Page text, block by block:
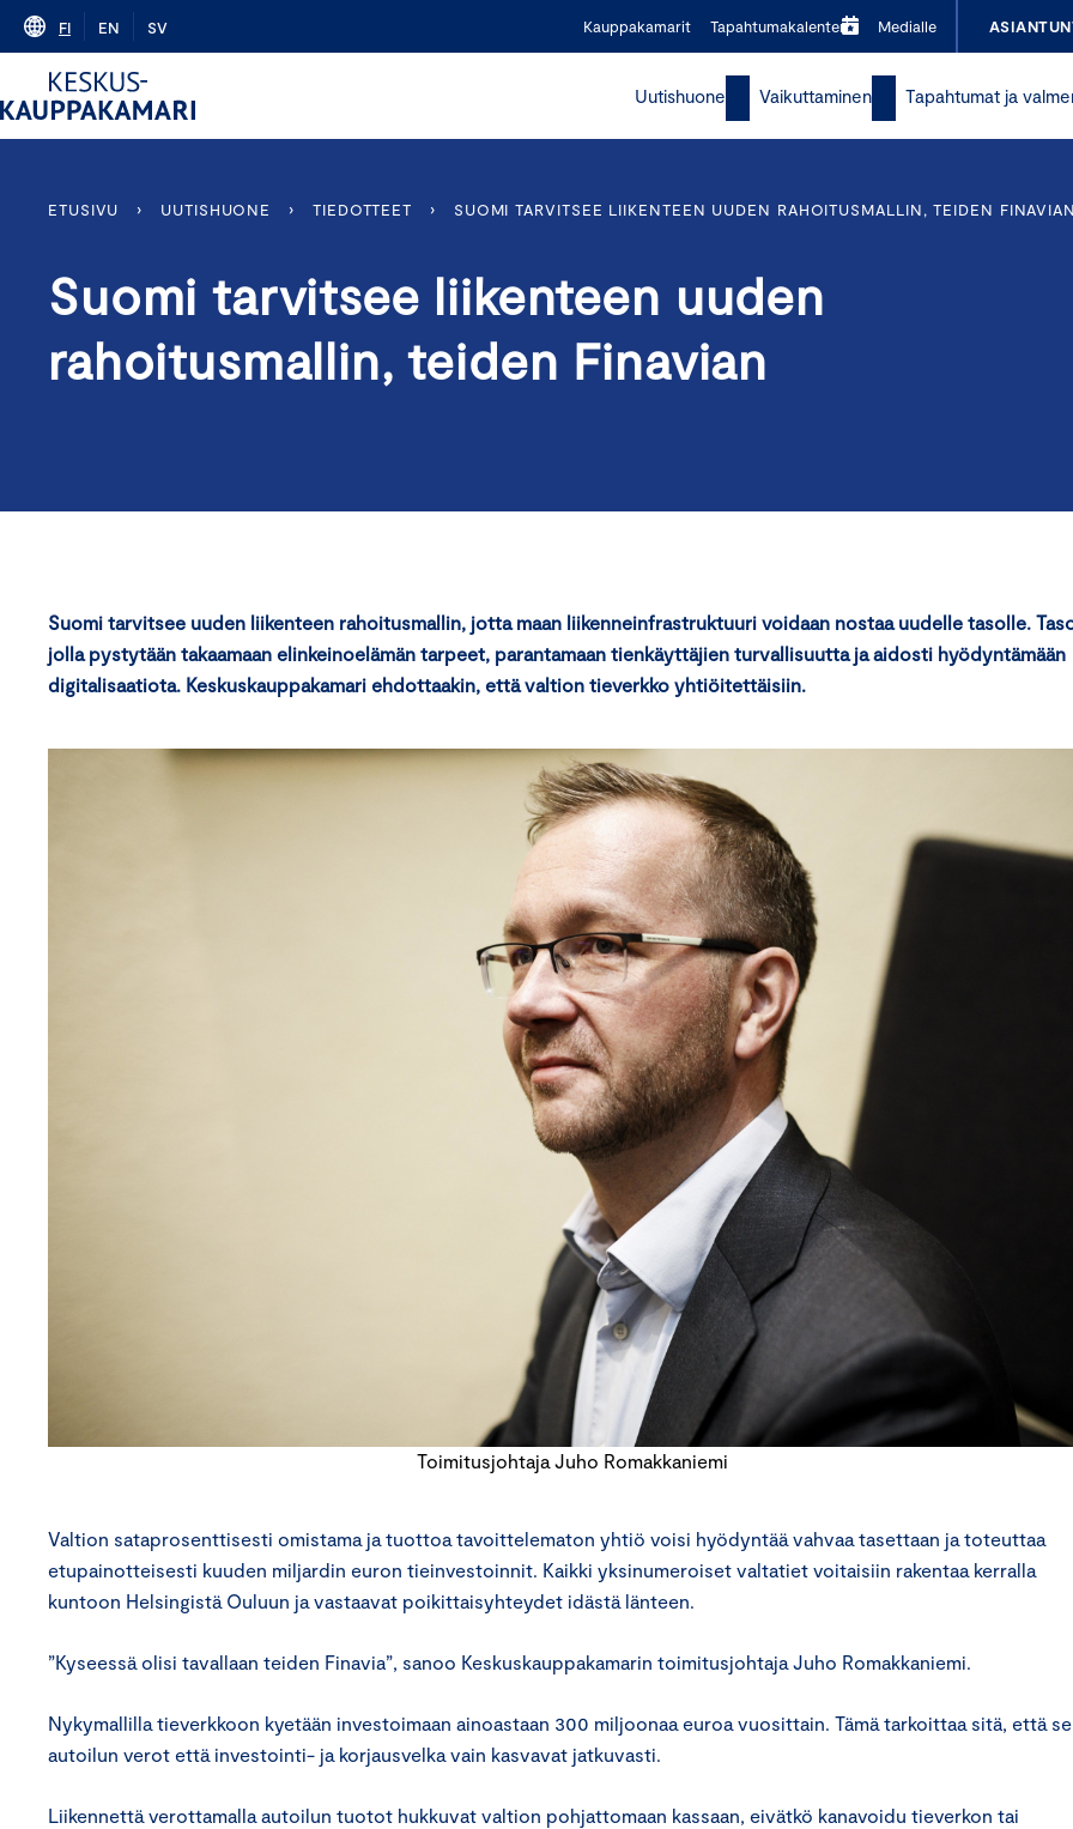
Skip
content
FI EN SV Kauppakamarit Tapahtumakalenteri Medialle
Uutishuone Vaikuttaminen Tapahtumat ja
ETUSIVU › UUTISHUONE › TIEDOTTEET › SUOMI TARVITSEE LIIKENTEEN UUDEN RAHOITUSMALLIN, TEIDEN
Suomi tarvitsee liikenteen uuden
rahoitusmallin, teiden Finavian
Suomi tarvitsee uuden liikenteen rahoitusmallin, jotta maan liikenneinfrastruktuuri voidaan nostaa uudelle tasolle.
jolla pystytään takaamaan elinkeinoelämän tarpeet, parantamaan tienkäyttäjien turvallisuutta ja aidosti hyödyntämään
digitalisaatiota. Keskuskauppakamari ehdottaakin, että valtion tieverkko yhtiöitettäisiin.
Toimitusjohtaja Juho Romakkaniemi
Valtion sataprosenttisesti omistama ja tuottoa tavoittelematon yhtiö voisi hyödyntää vahvaa tasettaan ja toteuttaa
etupainotteisesti kuuden miljardin euron tieinvestoinnit. Kaikki yksinumeroiset valtatiet voitaisiin rakentaa kerralla
kuntoon Helsingistä Ouluun ja vastaavat poikittaisyhteydet idästä länteen.
”Kyseessä olisi tavallaan teiden Finavia”, sanoo Keskuskauppakamarin toimitusjohtaja Juho Romakkaniemi.
Nykymallilla tieverkkoon kyetään investoimaan ainoastaan 300 miljoonaa euroa vuosittain. Tämä tarkoittaa sitä, että
autoilun verot että investointi- ja korjausvelka vain kasvavat jatkuvasti.
Liikennettä verottamalla autoilun tuotot hukkuvat valtion pohjattomaan kassaan, eivätkö kanavoidu tieverkon tai